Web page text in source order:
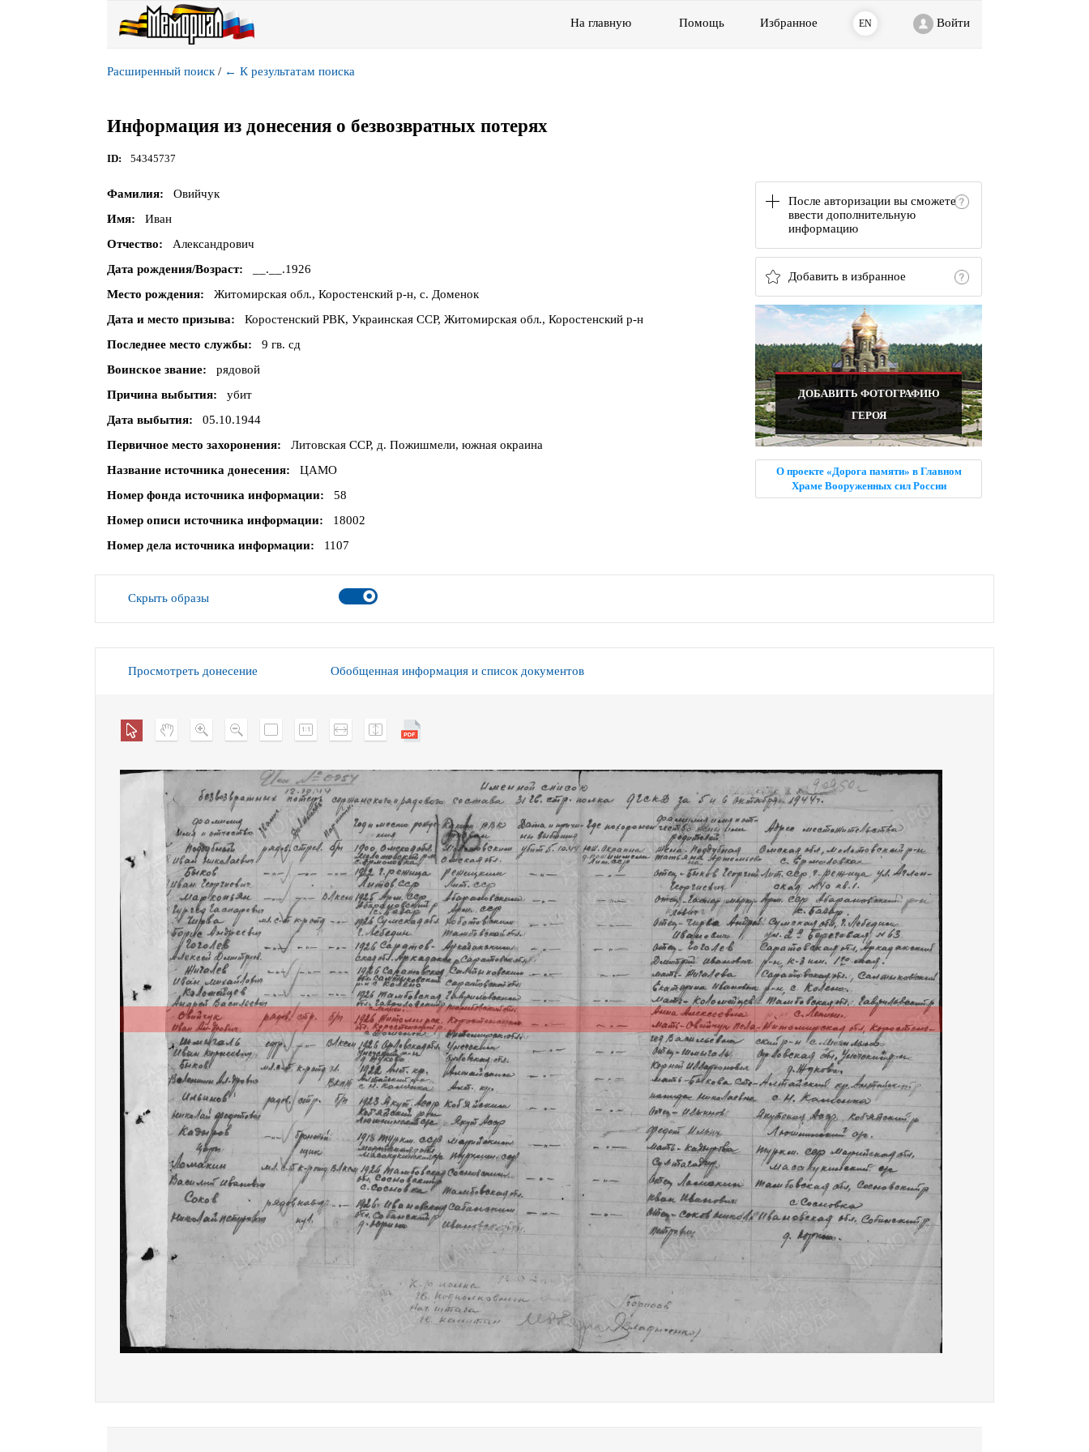
На главную Помощь Избранное EN Войти
Расширенный поиск / ← К результатам поиска
Информация из донесения о безвозвратных потерях
ID 54345737
После авторизации вы сможете
ввести дополнительную
информацию
Добавить в избранное
ДОБАВИТЬ ФОТОГРАФИЮ
ГЕРОЯ
О проекте «Дорога памяти» в Главном
Храме Вооруженных сил России
Фамилия
Овийчук
Имя
Иван
Отчество
Александрович
Дата рождения/Возраст
__.__.1926
Место рождения
Житомирская обл., Коростенский р-н, с. Доменок
Дата и место призыва
Коростенский РВК, Украинская ССР, Житомирская обл., Коростенский р-н
Последнее место службы
9 гв. сд
Воинское звание
рядовой
Причина выбытия
убит
Дата выбытия
05.10.1944
Первичное место захоронения
Литовская ССР, д. Пожишмели, южная окраина
Название источника донесения
ЦАМО
Номер фонда источника информации
58
Номер описи источника информации
18002
Номер дела источника информации
1107
Скрыть образы
Просмотреть донесение Обобщенная информация и список документов